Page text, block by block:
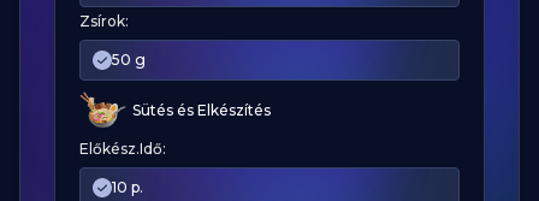
Zsírok:
50 g
Sütés és Elkészítés
Előkész.Idő:
10 p.